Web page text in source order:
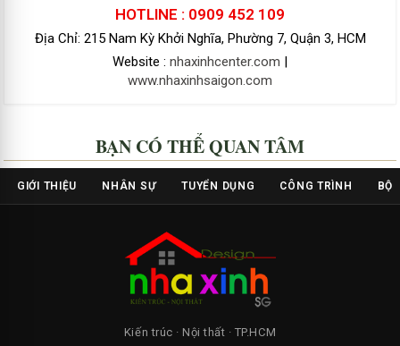
HOTLINE : 0909 452 109
Địa Chỉ: 215 Nam Kỳ Khởi Nghĩa, Phường 7, Quận 3, HCM
Website : nhaxinhcenter.com |
www.nhaxinhsaigon.com
BẠN CÓ THỂ QUAN TÂM
GIỚI THIỆU NHÂN SỰ TUYỂN DỤNG CÔNG TRÌNH BỘ
Kiến trúc · Nội thất · TP.HCM